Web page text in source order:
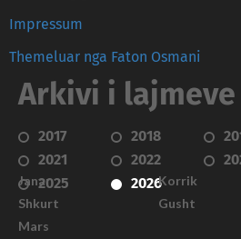
Impressum
Themeluar nga Faton Osmani
Arkivi i lajmeve
2017 2018
2021
2022
2025
2026
Janar
Shkurt
Mars
Korrik
Gusht